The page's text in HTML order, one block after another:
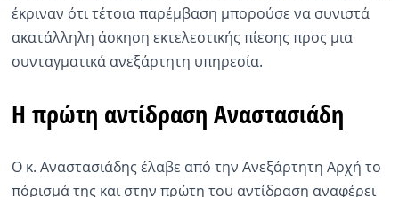
έκριναν ότι τέτοια παρέμβαση μπορούσε να συνιστά
ακατάλληλη άσκηση εκτελεστικής πίεσης προς μια
συνταγματικά ανεξάρτητη υπηρεσία.
Η πρώτη αντίδραση Αναστασιάδη
Ο κ. Αναστασιάδης έλαβε από την Ανεξάρτητη Αρχή το
πόρισμά της και στην πρώτη του αντίδραση αναφέρει